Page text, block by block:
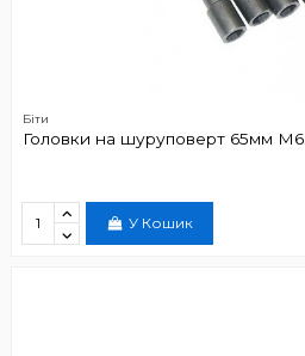
Біти
Головки на шуруповерт 65мм М6
У Кошик